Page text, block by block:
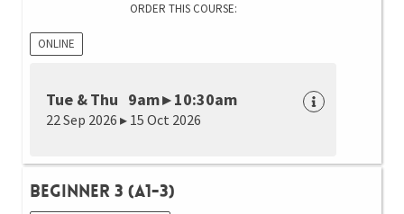
ORDER THIS COURSE:
ONLINE
Tue & Thu 9am ▸ 10:30am
22 Sep 2026 ▸ 15 Oct 2026
Beginner 3 (A1-3)